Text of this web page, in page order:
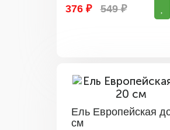
376 ₽ 549 ₽
Ель Европейская
см